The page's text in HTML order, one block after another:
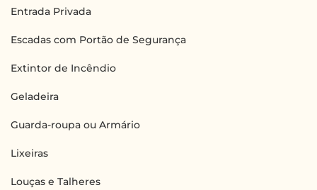
Entrada Privada
Escadas com Portão de Segurança
Extintor de Incêndio
Geladeira
Guarda-roupa ou Armário
Lixeiras
Louças e Talheres